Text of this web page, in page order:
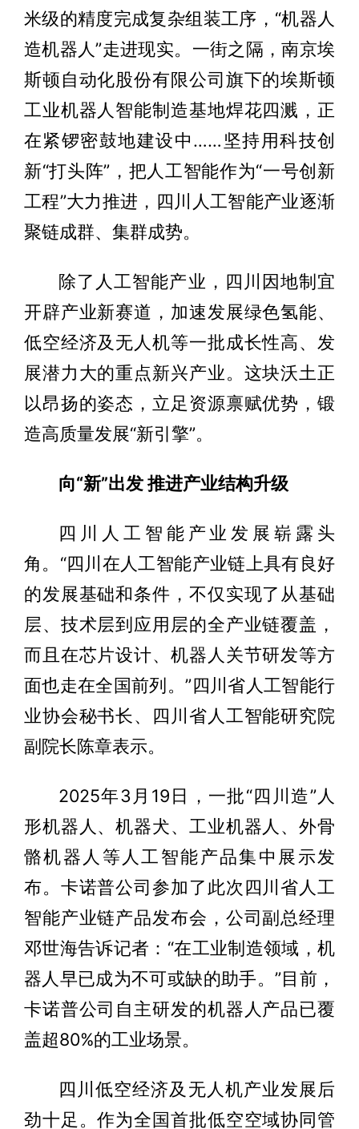
米级的精度完成复杂组装工序，“机器人
造机器人”走进现实。一街之隔，南京埃
斯顿自动化股份有限公司旗下的埃斯顿
工业机器人智能制造基地焊花四溅，正
在紧锣密鼓地建设中……坚持用科技创
新“打头阵”，把人工智能作为“一号创新
工程”大力推进，四川人工智能产业逐渐
聚链成群、集群成势。
除了人工智能产业，四川因地制宜
开辟产业新赛道，加速发展绿色氢能、
低空经济及无人机等一批成长性高、发
展潜力大的重点新兴产业。这块沃土正
以昂扬的姿态，立足资源禀赋优势，锻
造高质量发展“新引擎”。
向“新”出发 推进产业结构升级
四川人工智能产业发展崭露头
角。“四川在人工智能产业链上具有良好
的发展基础和条件，不仅实现了从基础
层、技术层到应用层的全产业链覆盖，
而且在芯片设计、机器人关节研发等方
面也走在全国前列。”四川省人工智能行
业协会秘书长、四川省人工智能研究院
副院长陈章表示。
2025年3月19日，一批“四川造”人
形机器人、机器犬、工业机器人、外骨
骼机器人等人工智能产品集中展示发
布。卡诺普公司参加了此次四川省人工
智能产业链产品发布会，公司副总经理
邓世海告诉记者：“在工业制造领域，机
器人早已成为不可或缺的助手。”目前，
卡诺普公司自主研发的机器人产品已覆
盖超80%的工业场景。
四川低空经济及无人机产业发展后
劲十足。作为全国首批低空空域协同管